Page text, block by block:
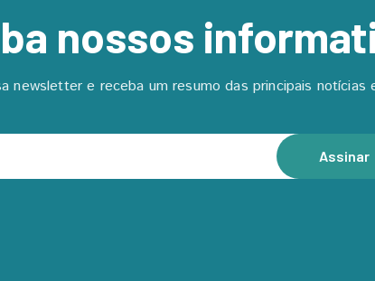
nossos
newsletter e receba um resumo das principais notícias
Assinar